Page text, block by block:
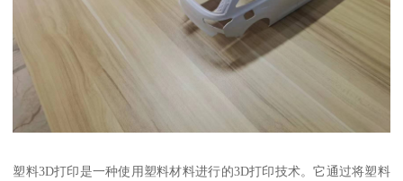
塑料3D打印是一种使用塑料材料进行的3D打印技术。它通过将塑料